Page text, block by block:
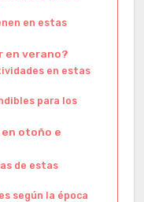
en estas
en verano?
en estas
para los
otoño e
de estas
según la época